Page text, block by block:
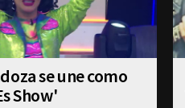
se une como
Show'